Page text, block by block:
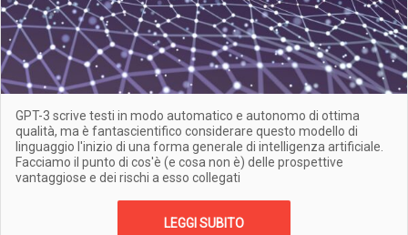
GPT-3 scrive testi in modo automatico e autonomo di ottima
qualità, ma è fantascientifico considerare questo modello di
linguaggio l'inizio di una forma generale di intelligenza artificiale.
Facciamo il punto di cos'è (e cosa non è) delle prospettive
vantaggiose e dei rischi a esso collegati
LEGGI SUBITO